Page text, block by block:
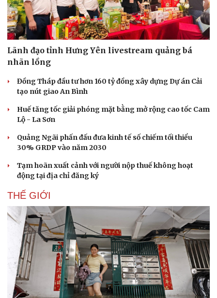
Thông tin doanh nghiệp
Doanh nghiệp 24h
Vì cộng đồng
Sành điệu
Chuyển đổi số
Lãnh đạo tỉnh Hưng Yên livestream quảng bá
nhãn lồng
Đồng Tháp đầu tư hơn 160 tỷ đồng xây dựng Dự án Cải
tạo nút giao An Bình
Huế tăng tốc giải phóng mặt bằng mở rộng cao tốc Cam
Lộ - La Sơn
Quảng Ngãi phấn đấu đưa kinh tế số chiếm tối thiểu
30% GRDP vào năm 2030
Tạm hoãn xuất cảnh với người nộp thuế không hoạt
động tại địa chỉ đăng ký
THẾ GIỚI